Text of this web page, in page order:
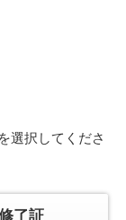
選択してくださ
了証